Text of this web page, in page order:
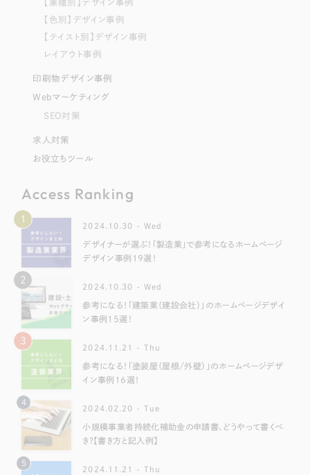
【業種別】デザイン事例
【色別】デザイン事例
【テイスト別】デザイン事例
レイアウト事例
印刷物デザイン事例
Webマーケティング
SEO対策
求人対策
お役立ちツール
Access Ranking
1
2024.10.30 - Wed
デザイナーが選ぶ！「製造業」で参考になるホームページ
デザイン事例19選！
2
2024.10.30 - Wed
参考になる！「建築業（建設会社）」のホームページデザイ
ン事例15選！
3
2024.11.21 - Thu
参考になる！「塗装屋（屋根/外壁）」のホームページデザ
イン事例16選！
4
2024.02.20 - Tue
小規模事業者持続化補助金の申請書、どうやって書くべ
き？【書き方と記入例】
5
2024.11.21 - Thu